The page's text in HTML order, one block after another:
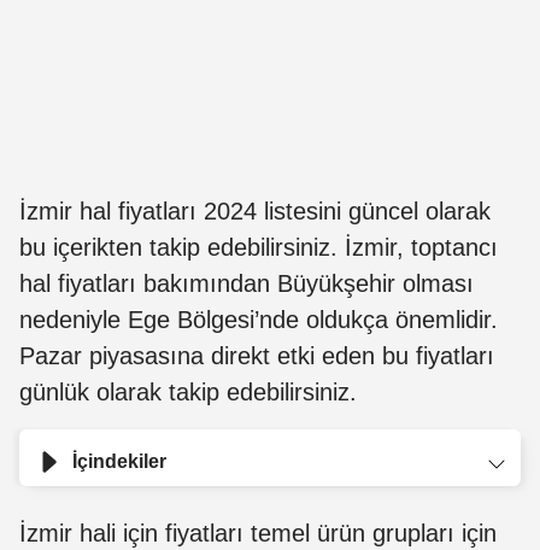
İzmir hal fiyatları 2024 listesini güncel olarak
bu içerikten takip edebilirsiniz. İzmir, toptancı
hal fiyatları bakımından Büyükşehir olması
nedeniyle Ege Bölgesi’nde oldukça önemlidir.
Pazar piyasasına direkt etki eden bu fiyatları
günlük olarak takip edebilirsiniz.
İçindekiler
İzmir hali için fiyatları temel ürün grupları için